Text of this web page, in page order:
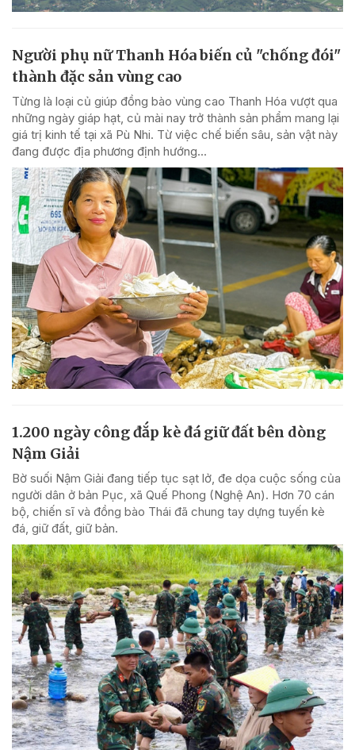
Người phụ nữ Thanh Hóa biến củ "chống đói"
thành đặc sản vùng cao
Từng là loại củ giúp đồng bào vùng cao Thanh Hóa vượt qua
những ngày giáp hạt, củ mài nay trở thành sản phẩm mang lại
giá trị kinh tế tại xã Pù Nhi. Từ việc chế biến sâu, sản vật này
đang được địa phương định hướng...
1.200 ngày công đắp kè đá giữ đất bên dòng
Nậm Giải
Bờ suối Nậm Giải đang tiếp tục sạt lở, đe dọa cuộc sống của
người dân ở bản Pục, xã Quế Phong (Nghệ An). Hơn 70 cán
bộ, chiến sĩ và đồng bào Thái đã chung tay dựng tuyến kè
đá, giữ đất, giữ bản.